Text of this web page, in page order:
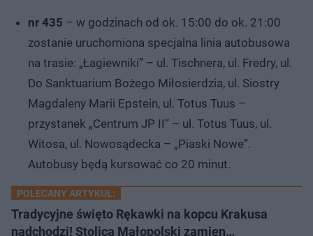
nr 435 – w godzinach od ok. 15:00 do ok. 21:00
zostanie uruchomiona specjalna linia autobusowa
na trasie: „Łagiewniki” – ul. Tischnera, ul. Fredry, ul.
Do Sanktuarium Bożego Miłosierdzia, ul. Siostry
Magdaleny Marii Epstein, ul. Totus Tuus –
przystanek „Centrum JP II” – ul. Totus Tuus, ul.
Witosa, ul. Nowosądecka – „Piaski Nowe”.
Autobusy będą kursować co 20 minut.
POLECANY ARTYKUŁ:
Tradycyjne święto Rękawki na kopcu Krakusa
nadchodzi! Stolica Małopolski zamien…